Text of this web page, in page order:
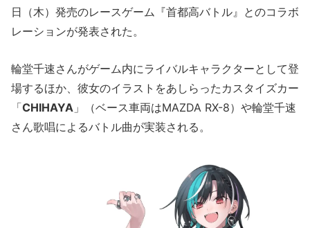
日（木）発売のレースゲーム『首都高バトル』とのコラボ
レーションが発表された。
輪堂千速さんがゲーム内にライバルキャラクターとして登
場するほか、彼女のイラストをあしらったカスタイズカー
「CHIHAYA 」（ベース車両はMAZDA RX-8）や輪堂千速
さん歌唱によるバトル曲が実装される。